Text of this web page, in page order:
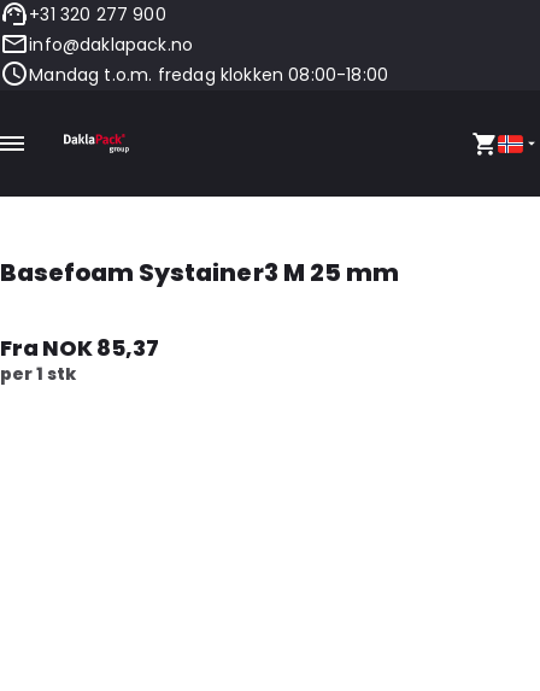
+31 320 277 900
info@daklapack.no
Mandag t.o.m. fredag klokken 08:00-18:00
Basefoam Systainer3 M 25 mm
Fra NOK 85,37
per 1 stk